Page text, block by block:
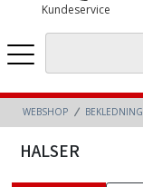
Kundeservice
WEBSHOP BEKLEDNING
HALSER